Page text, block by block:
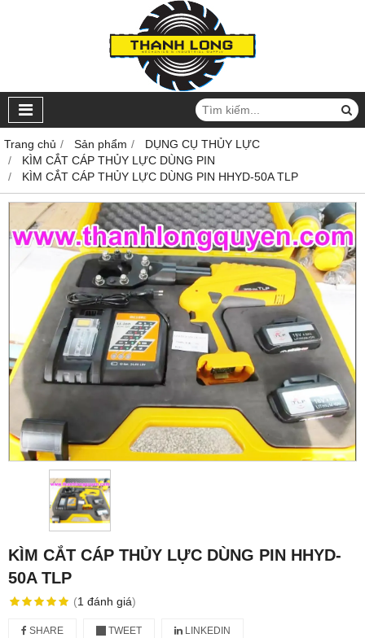
Trang chủ Sản phẩm
DỤNG CỤ THỦY LỰC
KÌM CẮT CÁP THỦY LỰC DÙNG PIN
KÌM CẮT CÁP THỦY LỰC DÙNG PIN HHYD-50A TLP
KÌM CẮT CÁP THỦY LỰC DÙNG PIN HHYD-
50A TLP
(1 đánh giá)
SHARE TWEET LINKEDIN